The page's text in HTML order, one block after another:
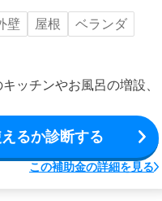
壁 屋根
ベランダ
ッチンやお風呂の増設、
るか診断する
この補助金の詳細を見る